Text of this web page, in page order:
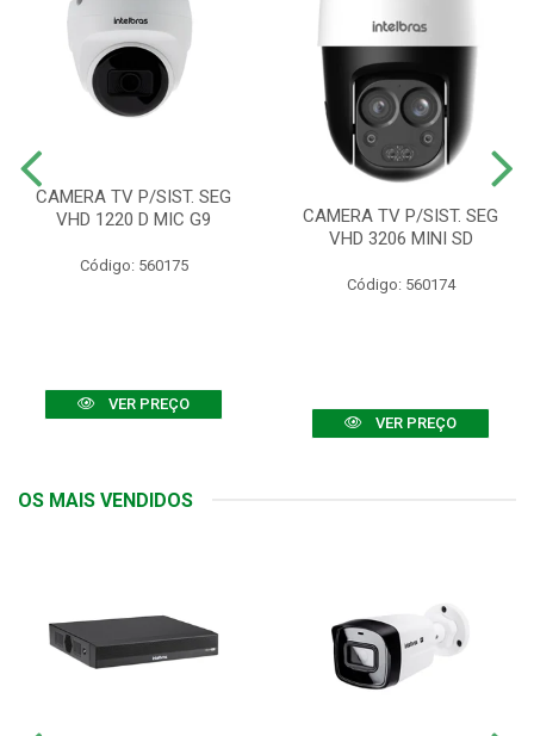
CAMERA TV P/SIST. SEG
VHD 1220 D MIC G9
Código: 560175
VER PREÇO
CAMERA TV P/SIST. SEG
VHD 3206 MINI SD
Código: 560174
VER PREÇO
OS MAIS VENDIDOS